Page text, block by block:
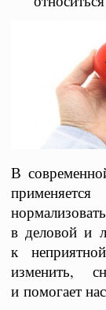
В
в деловой и
к
изменить,
и помогает